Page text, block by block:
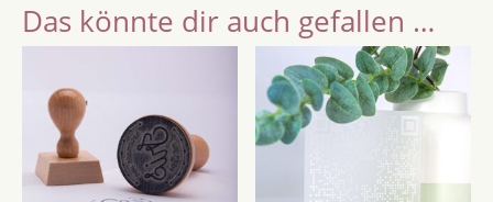
Holz
und
Gravur
Sportpokal
Das könnte dir auch gefallen …